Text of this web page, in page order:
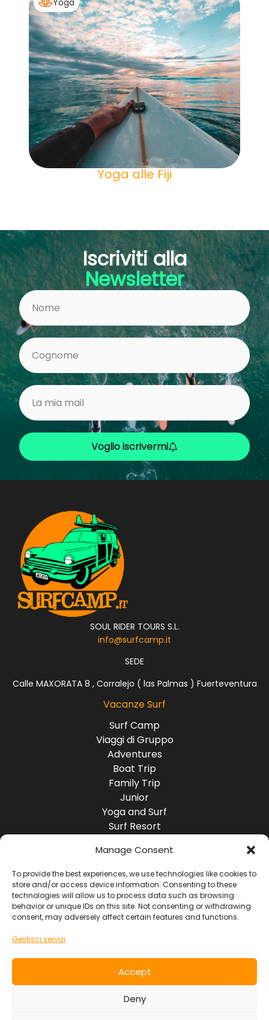
Manage Consent
To provide the best experiences, we use technologies like cookies to
store and/or access device information. Consenting to these
technologies will allow us to process data such as browsing
behavior or unique IDs on this site. Not consenting or withdrawing
consent, may adversely affect certain features and functions.
Gestisci servizi
Accept
Deny
Yoga
Yoga alle Fiji
Iscriviti alla
Newsletter
Voglio iscrivermi
SOUL RIDER TOURS S.L.
info@surfcamp.it
SEDE
Calle MAXORATA 8 , Corralejo ( las Palmas ) Fuerteventura
Vacanze Surf
Surf Camp
Viaggi di Gruppo
Adventures
Boat Trip
Family Trip
Junior
Yoga and Surf
Surf Resort
Destinazioni
Europa
America
Asia
Africa
Contatti